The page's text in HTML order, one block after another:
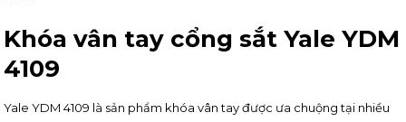
Khóa vân tay cổng sắt Yale YDM
4109
Yale YDM 4109 là sản phẩm khóa vân tay được ưa chuộng tại nhiều